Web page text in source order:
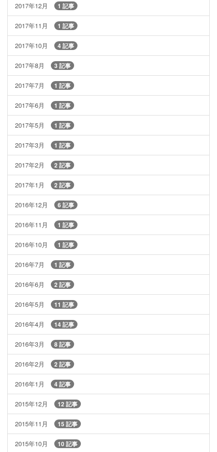
2017年12月 1 記事
2017年11月 1 記事
2017年10月 4 記事
2017年8月 3 記事
2017年7月 1 記事
2017年6月 1 記事
2017年5月 1 記事
2017年3月 1 記事
2017年2月 2 記事
2017年1月 2 記事
2016年12月 6 記事
2016年11月 1 記事
2016年10月 1 記事
2016年7月 1 記事
2016年6月 2 記事
2016年5月 11 記事
2016年4月 14 記事
2016年3月 8 記事
2016年2月 2 記事
2016年1月 4 記事
2015年12月 12 記事
2015年11月 15 記事
2015年10月 10 記事